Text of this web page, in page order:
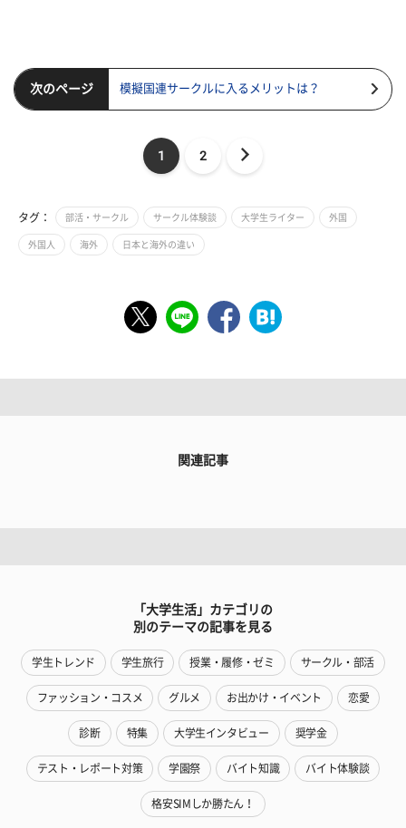
次のページ 模擬国連サークルに入るメリットは？
1 2
タグ： 部活・サークル サークル体験談 大学生ライター 外国
外国人 海外 日本と海外の違い
関連記事
「大学生活」カテゴリの
別のテーマの記事を見る
学生トレンド 学生旅行 授業・履修・ゼミ サークル・部活
ファッション・コスメ グルメ お出かけ・イベント 恋愛
診断 特集 大学生インタビュー 奨学金
テスト・レポート対策 学園祭 バイト知識 バイト体験談
格安SIMしか勝たん！